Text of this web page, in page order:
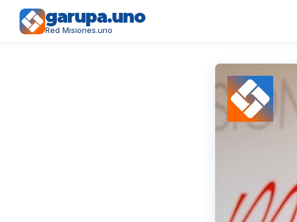
garupa.uno
Red Misiones.uno